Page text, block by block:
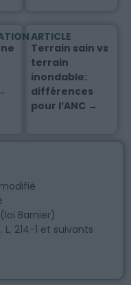
ARTICLE
Terrain sain vs
terrain
inondable:
différences
pour l’ANC →
Barnier)
214-1 et suivants